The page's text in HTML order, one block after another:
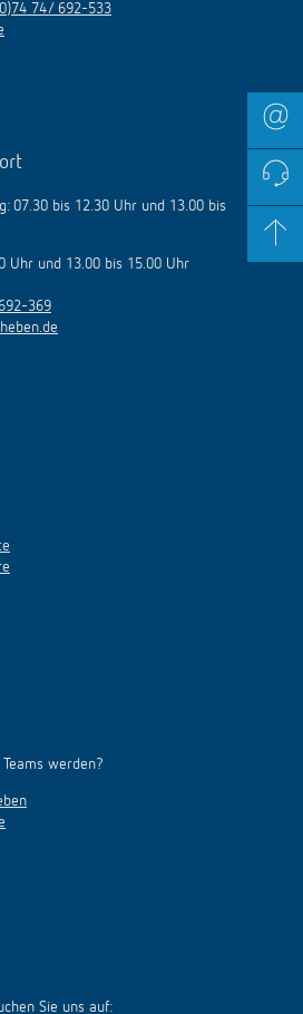
74/ 692-533
07.30 bis 12.30 Uhr und 13.00 bis
Uhr und 13.00 bis 15.00 Uhr
369
werden?
Sie uns auf: